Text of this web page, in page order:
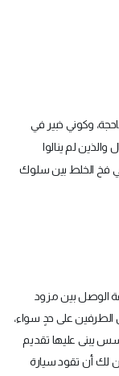
وكوني خبير في
والذين لم ينالوا
فخ الخلط بين سلوك
الوصل بين مزود
الطرفين على حدٍ سواء،
يبنى عليها تقديم
لك أن تقود سيارة